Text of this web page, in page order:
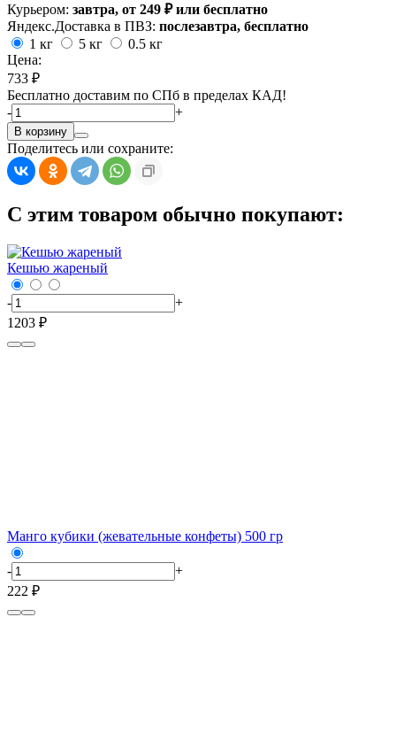
Курьером: завтра, от 249 ₽ или бесплатно
Яндекс.Доставка в ПВЗ: послезавтра, бесплатно
1 кг
5 кг
0.5 кг
Цена:
733 ₽
Бесплатно доставим по СПб в пределах КАД!
-
+
В корзину
Поделитесь или сохраните:
С этим товаром обычно покупают:
Кешью жареный
-
+
1203 ₽
Манго кубики (жевательные конфеты) 500 гр
-
+
222 ₽